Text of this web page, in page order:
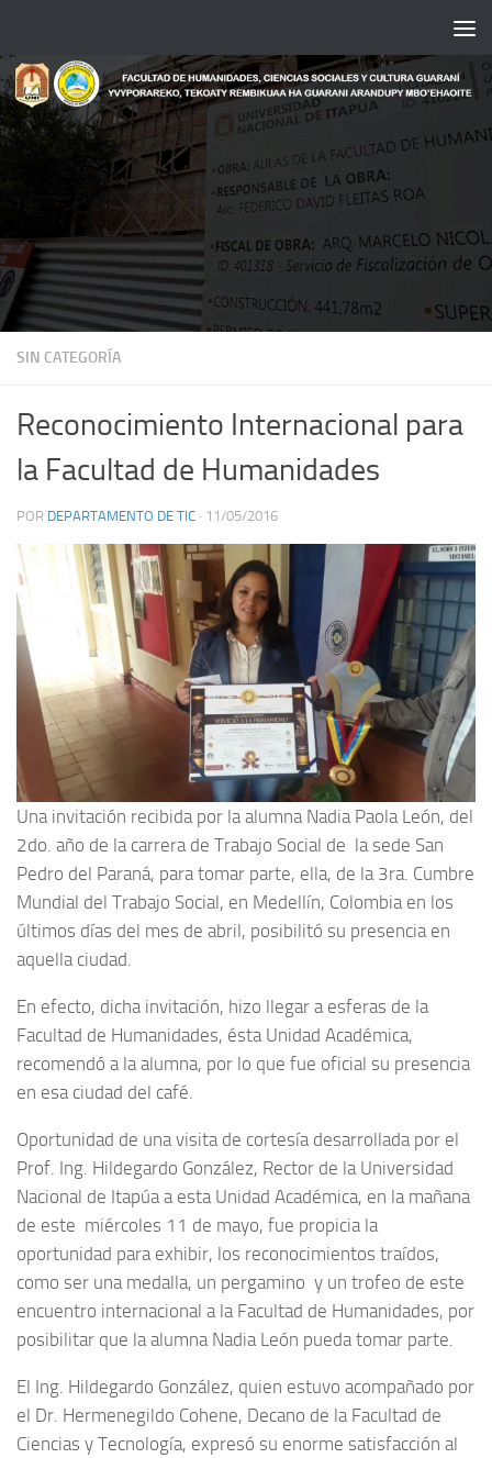
SIN CATEGORÍA
Reconocimiento Internacional para
la Facultad de Humanidades
POR DEPARTAMENTO DE TIC · 11/05/2016
Una invitación recibida por la alumna Nadia Paola León, del
2do. año de la carrera de Trabajo Social de la sede San
Pedro del Paraná, para tomar parte, ella, de la 3ra. Cumbre
Mundial del Trabajo Social, en Medellín, Colombia en los
últimos días del mes de abril, posibilitó su presencia en
aquella ciudad.
En efecto, dicha invitación, hizo llegar a esferas de la
Facultad de Humanidades, ésta Unidad Académica,
recomendó a la alumna, por lo que fue oficial su presencia
en esa ciudad del café.
Oportunidad de una visita de cortesía desarrollada por el
Prof. Ing. Hildegardo González, Rector de la Universidad
Nacional de Itapúa a esta Unidad Académica, en la mañana
de este miércoles 11 de mayo, fue propicia la
oportunidad para exhibir, los reconocimientos traídos,
como ser una medalla, un pergamino y un trofeo de este
encuentro internacional a la Facultad de Humanidades, por
posibilitar que la alumna Nadia León pueda tomar parte.
El Ing. Hildegardo González, quien estuvo acompañado por
el Dr. Hermenegildo Cohene, Decano de la Facultad de
Ciencias y Tecnología, expresó su enorme satisfacción al